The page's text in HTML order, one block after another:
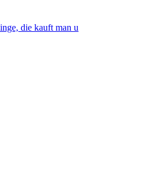
die kauft man u